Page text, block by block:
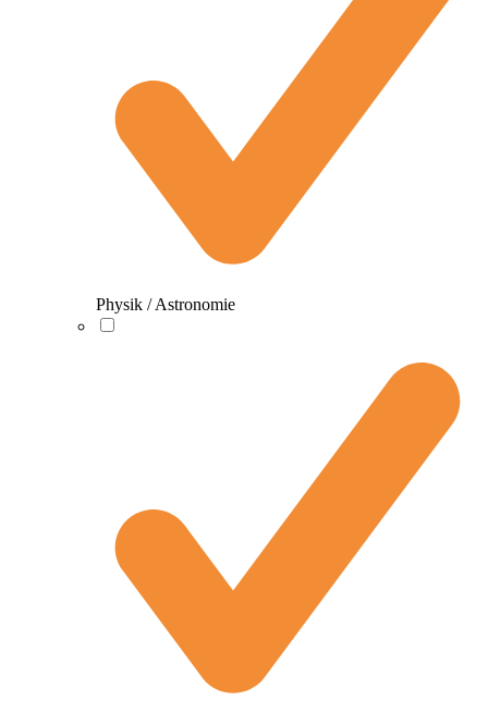
Physik / Astronomie